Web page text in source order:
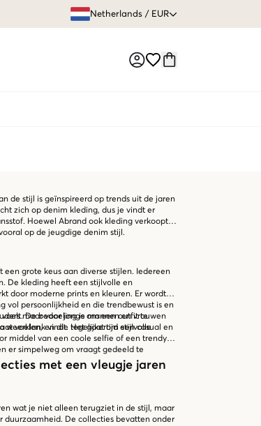
Netherlands / EUR
de stijl is geïnspireerd op trends uit de jaren
zich op denim kleding, dus je vindt er
Hoewel Abrand ook kleding verkoopt
op de jeugdige denim stijl.
grote keus aan diverse stijlen. Iedereen
De kleding heeft een stijlvolle en
door moderne prints en kleuren. Er wordt
vol persoonlijkheid en die trendbewust is en
De bedoeling is om een outfit te
voelen, en die tegelijkertijd een casual en
maar voor jonge mannen en vrouwen
weerklank vindt. Het gaat om stijlvolle
middel van een coole selfie of een trendy
er simpelweg om vraagt gedeeld te
met een vleugje jaren
wat je niet alleen terugziet in de stijl, maar
duurzaamheid. De collecties bevatten onder